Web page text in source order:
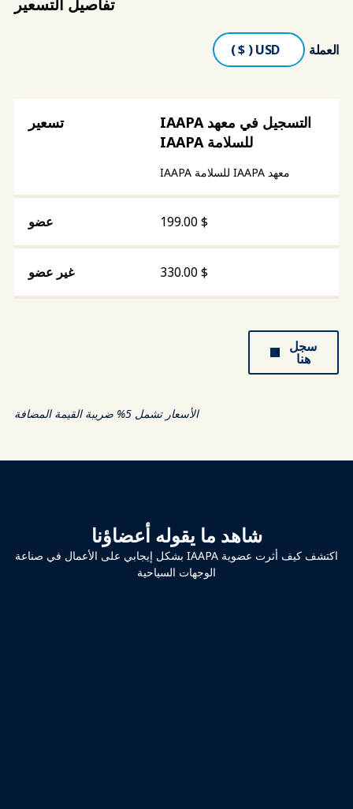
تفاصيل التسعير
العملة
التسجيل في معهد IAAPA
للسلامة IAAPA
معهد IAAPA للسلامة IAAPA
$
199.00
$
330.00
سجل
هنا
الأسعار تشمل 5% ضريبة القيمة المضافة
شاهد ما يقوله أعضاؤنا
اكتشف كيف أثرت عضوية IAAPA بشكل إيجابي على الأعمال في صناعة
الوجهات السياحية